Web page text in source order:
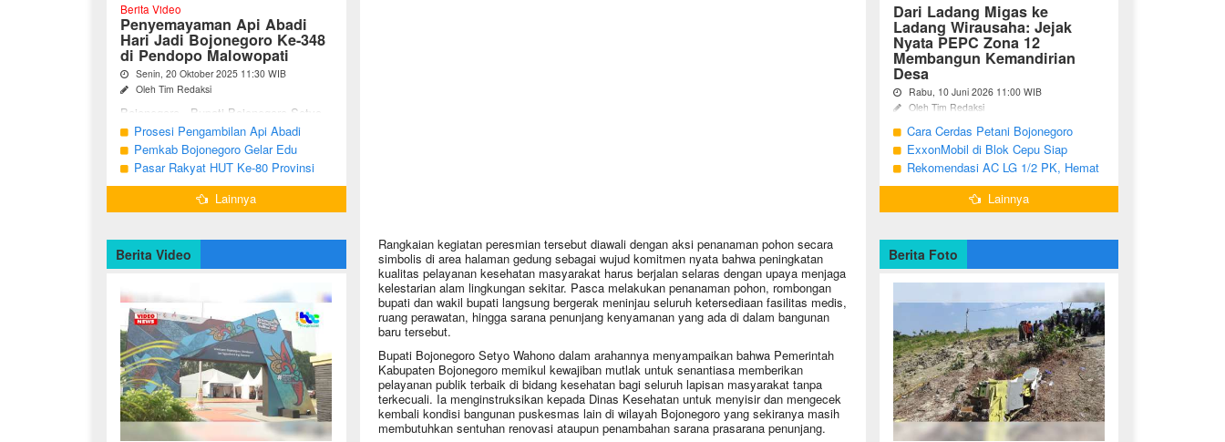
Rangkaian kegiatan peresmian tersebut diawali dengan aksi penanaman pohon secara
simbolis di area halaman gedung sebagai wujud komitmen nyata bahwa peningkatan
kualitas pelayanan kesehatan masyarakat harus berjalan selaras dengan upaya menjaga
kelestarian alam lingkungan sekitar. Pasca melakukan penanaman pohon, rombongan
bupati dan wakil bupati langsung bergerak meninjau seluruh ketersediaan fasilitas medis,
ruang perawatan, hingga sarana penunjang kenyamanan yang ada di dalam bangunan
baru tersebut.
Bupati Bojonegoro Setyo Wahono dalam arahannya menyampaikan bahwa Pemerintah
Kabupaten Bojonegoro memikul kewajiban mutlak untuk senantiasa memberikan
pelayanan publik terbaik di bidang kesehatan bagi seluruh lapisan masyarakat tanpa
terkecuali. Ia menginstruksikan kepada Dinas Kesehatan untuk menyisir dan mengecek
kembali kondisi bangunan puskesmas lain di wilayah Bojonegoro yang sekiranya masih
membutuhkan sentuhan renovasi ataupun penambahan sarana prasarana penunjang.
Berita Video
Penyemayaman Api Abadi
Hari Jadi Bojonegoro Ke-348
di Pendopo Malowopati
Senin, 20 Oktober 2025 11:30 WIB
Oleh Tim Redaksi
Bojonegoro - Bupati Bojonegoro Setyo
Wahono, didampingi Wakil Bupati Nurul
Azizah dan Ketua DPRD Abdulloh
Umar, bersama jajaran Forkopimda
Bojonegoro ...
Prosesi Pengambilan Api Abadi
Peringatan Hari Jadi Bojonegoro Ke-
348
Pemkab Bojonegoro Gelar Edu
Champ dan Coaching Clinic Seni
Reog dan Jaranan
Pasar Rakyat HUT Ke-80 Provinsi
Jawa Timur di Bojonegoro
Lainnya
Berita Video
Dari Ladang Migas ke
Ladang Wirausaha: Jejak
Nyata PEPC Zona 12
Membangun Kemandirian
Desa
Rabu, 10 Juni 2026 11:00 WIB
Oleh Tim Redaksi
Bojonegoro - Berakhirnya fase
pengembangan Proyek Gas Jambaran-
Tiung Biru (JTB) pada 2021 menjadi
titik balik bagi ratusan pemuda Desa
Bandungrejo, ...
Cara Cerdas Petani Bojonegoro
Menguatkan Ekonomi Keluarga
ExxonMobil di Blok Cepu Siap
Hadapi Target Produksi 2026
Rekomendasi AC LG 1/2 PK, Hemat
Listrik dan Pendinginan Maksimal
Lainnya
Berita Foto